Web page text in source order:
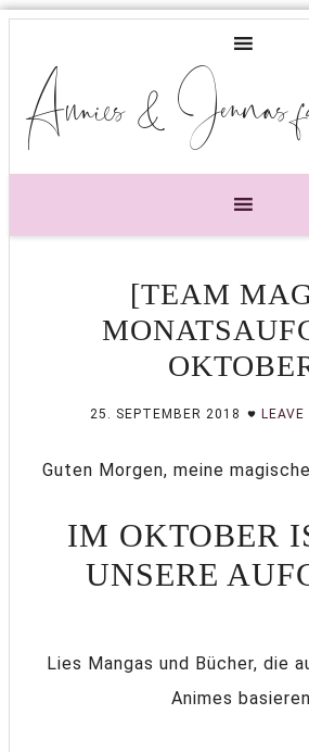
Annies & Jennas
[TEAM
25. SEPTEMBER 2018
Guten Morgen, meine
IM OKTOBER
UNSERE
Lies Mangas und Bücher, die
Animes